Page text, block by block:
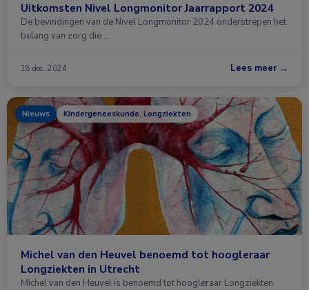
Uitkomsten Nivel Longmonitor Jaarrapport 2024
De bevindingen van de Nivel Longmonitor 2024 onderstrepen het
belang van zorg die …
18 dec. 2024 Lees meer →
Nieuws Kindergeneeskunde, Longziekten
Michel van den Heuvel benoemd tot hoogleraar
Longziekten in Utrecht
Michel van den Heuvel is benoemd tot hoogleraar Longziekten